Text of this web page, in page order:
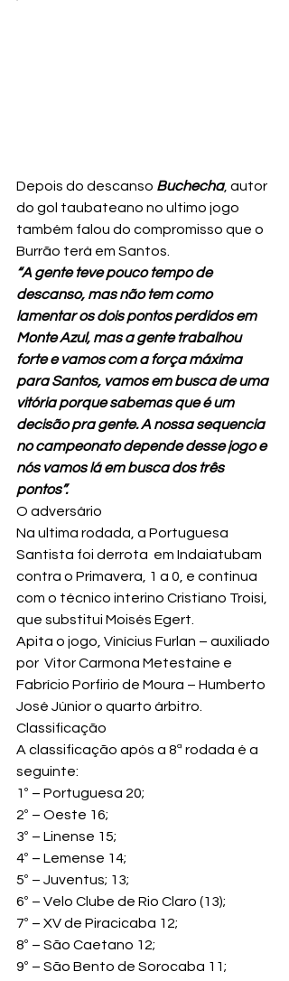
Depois do descanso Buchecha, autor
do gol taubateano no ultimo jogo
também falou do compromisso que o
Burrão terá em Santos.
“A gente teve pouco tempo de
descanso, mas não tem como
lamentar os dois pontos perdidos em
Monte Azul, mas a gente trabalhou
forte e vamos com a força máxima
para Santos, vamos em busca de uma
vitória porque sabemas que é um
decisão pra gente. A nossa sequencia
no campeonato depende desse jogo e
nós vamos lá em busca dos três
pontos”.
O adversário
Na ultima rodada, a Portuguesa
Santista foi derrota  em Indaiatubam
contra o Primavera, 1 a 0, e continua
com o técnico interino Cristiano Troisi,
que substitui Moisés Egert.
Apita o jogo, Vinícius Furlan – auxiliado
por  Vitor Carmona Metestaine e
Fabrício Porfirio de Moura – Humberto
José Júnior o quarto árbitro.
Classificação
A classificação após a 8ª rodada é a
seguinte:
1º – Portuguesa 20;
2º – Oeste 16;
3º – Linense 15;
4º – Lemense 14;
5º – Juventus; 13;
6º – Velo Clube de Rio Claro (13);
7º – XV de Piracicaba 12;
8º – São Caetano 12;
9º – São Bento de Sorocaba 11;